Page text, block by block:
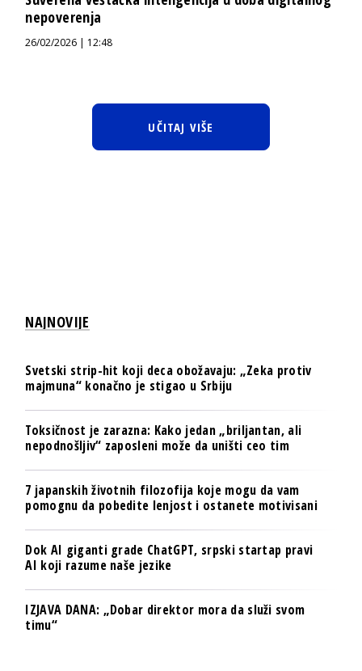
nepoverenja
26/02/2026 | 12:48
UČITAJ VIŠE
NAJNOVIJE
Svetski strip-hit koji deca obožavaju: „Zeka protiv
majmuna“ konačno je stigao u Srbiju
Toksičnost je zarazna: Kako jedan „briljantan, ali
nepodnošljiv“ zaposleni može da uništi ceo tim
7 japanskih životnih filozofija koje mogu da vam
pomognu da pobedite lenjost i ostanete motivisani
Dok AI giganti grade ChatGPT, srpski startap pravi
AI koji razume naše jezike
IZJAVA DANA: „Dobar direktor mora da služi svom
timu“